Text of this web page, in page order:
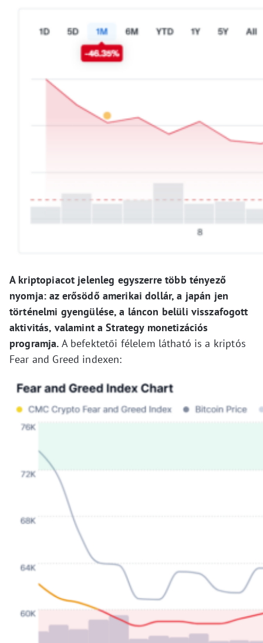
A kriptopiacot jelenleg egyszerre több tényező
nyomja: az erősödő amerikai dollár, a japán jen
történelmi gyengülése, a láncon belüli visszafogott
aktivitás, valamint a Strategy monetizációs
programja. A befektetői félelem látható is a kriptós
Fear and Greed indexen: